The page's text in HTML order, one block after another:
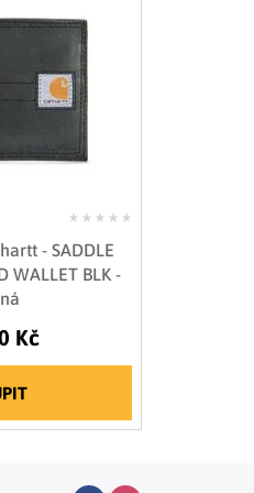
- SADDLE
WALLET BLK -
Kč